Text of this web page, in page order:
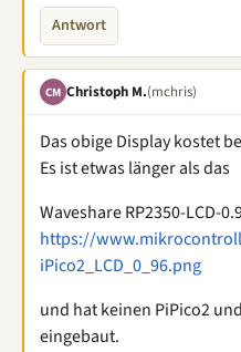
Antwort
CM Christoph M.(mchris)
Das obige Display kostet
Es ist etwas länger als das
Waveshare RP2350-LCD-
https://
iPico2_LCD_0_96.png
und hat keinen PiPico2
eingebaut.